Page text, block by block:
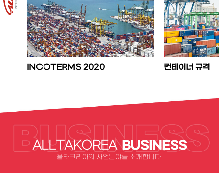
INCOTERMS 2020 컨테이너 규격
ALLTAKOREABUSINESS
올타코리아의 사업분야를 소개합니다.